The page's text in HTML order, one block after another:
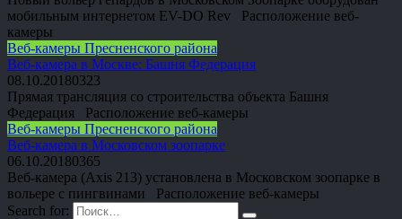
мобильным интернетом EV-DO Rev Расположение веб-
камеры
Веб-камеры Пресненского района
Веб-камера в Москве: Башня Федерация
08.10.20180323
Прямая трансляция со строительства объекта Башня
Федерация Расположение веб-камеры
Веб-камеры Пресненского района
Веб-камера в Московском зоопарке
06.10.20180365
Веб-камера (Axis 213) установлена в Московском зоопарке в
вольере с пингвинами Расположение веб-камеры
Search for: